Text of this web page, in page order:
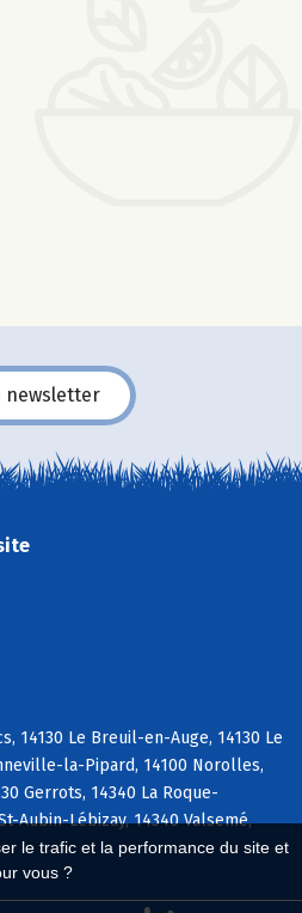
le trafic et la performance du site et
vous ?
newsletter
14130 Le Breuil-en-Auge, 14130 Le
la-Pipard, 14100 Norolles,
Gerrots, 14340 La Roque-
Aubin-Lébizay, 14340 Valsemé,